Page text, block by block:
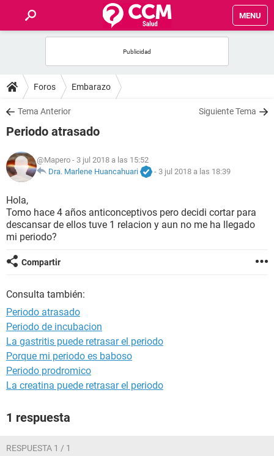
MENU
FOROS
SALUD
NUTRICIÓN
BIENESTAR
SEXUALIDAD
GLOSARIO
Foros Embarazo
Tema Anterior Siguiente Tema
Periodo atrasado
@Mapero - 3 jul 2018 a las 15:52
Dra. Marlene Huancahuari
- 3 jul 2018 a las 18:39
Hola,
Tomo hace 4 años anticonceptivos pero decidi cortar para
descansar de ellos tuve 1 relacion y aun no me ha llegado
mi periodo?
Compartir
Consulta también:
Periodo atrasado
Periodo de incubacion
La gastritis puede retrasar el periodo
Porque mi periodo es baboso
Periodo prodromico
La creatina puede retrasar el periodo
1 respuesta
RESPUESTA 1 / 1